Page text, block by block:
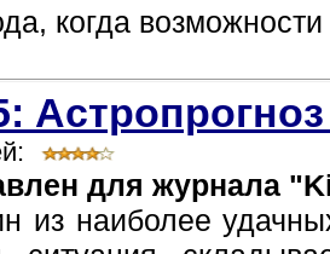
когда
для журнала
из наиболее